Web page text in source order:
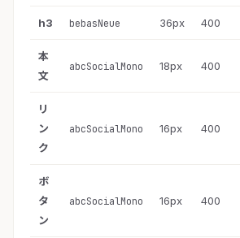
h3 bebasNeue 36px 400
本
文
abcSocialMono 18px 400
リ
ン
ク
abcSocialMono 16px 400
ボ
タ
ン
abcSocialMono 16px 400